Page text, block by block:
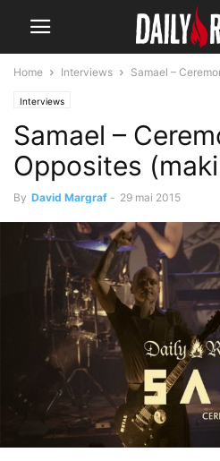
Home Interviews Samael –
Interviews
Samael –
Opposites
By David Margraf - 29 mai 2015